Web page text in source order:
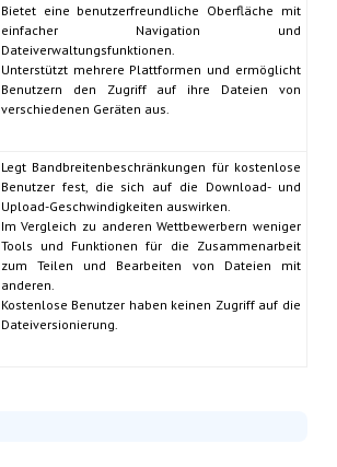
Bietet eine benutzerfreundliche Oberfläche mit
einfacher Navigation und
Dateiverwaltungsfunktionen.
Unterstützt mehrere Plattformen und ermöglicht
Benutzern den Zugriff auf ihre Dateien von
verschiedenen Geräten aus.
Legt Bandbreitenbeschränkungen für kostenlose
Benutzer fest, die sich auf die Download- und
Upload-Geschwindigkeiten auswirken.
Im Vergleich zu anderen Wettbewerbern weniger
Tools und Funktionen für die Zusammenarbeit
zum Teilen und Bearbeiten von Dateien mit
anderen.
Kostenlose Benutzer haben keinen Zugriff auf die
Dateiversionierung.